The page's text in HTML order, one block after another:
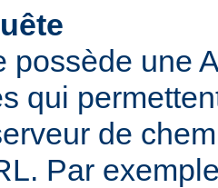
possède une
qui
de
Par